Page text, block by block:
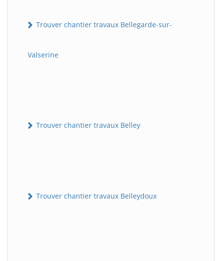
Trouver chantier travaux Bellegarde-sur-
Valserine
Trouver chantier travaux Belley
Trouver chantier travaux Belleydoux